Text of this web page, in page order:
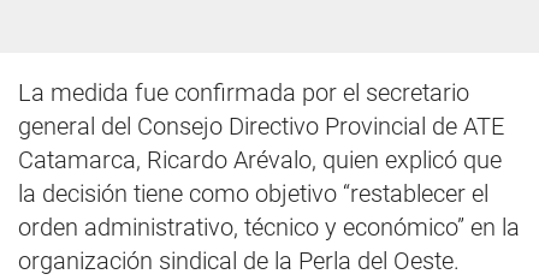
La medida fue confirmada por el secretario
general del Consejo Directivo Provincial de ATE
Catamarca, Ricardo Arévalo, quien explicó que
la decisión tiene como objetivo “restablecer el
orden administrativo, técnico y económico” en la
organización sindical de la Perla del Oeste.